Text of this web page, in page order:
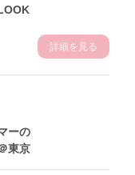
詳細を見る
ーの
東京